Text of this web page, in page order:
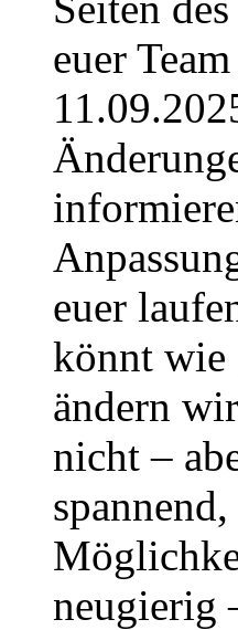
euer Team
euer
könnt wie
ändern
nicht –
neugierig